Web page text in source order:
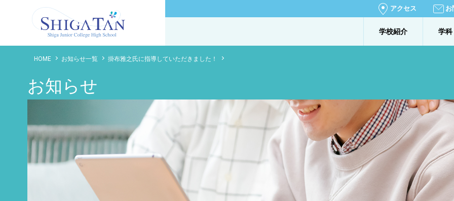
アクセス お
学校紹介 学科
HOME お知らせ一覧 掛布雅之氏に指導していただきました！
お知らせ